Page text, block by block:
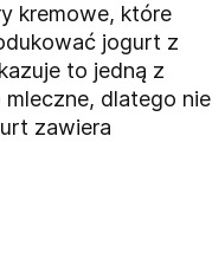
kremowe, które
jogurt z
to jedną z
mleczne, dlatego nie
zawiera